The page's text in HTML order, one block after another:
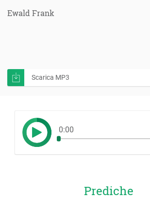
Ewald Frank
Scarica MP3
0:00
Prediche